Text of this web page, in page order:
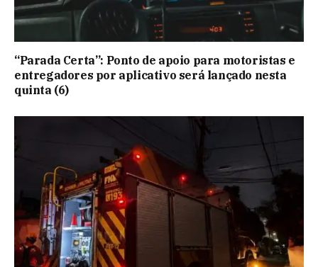
“Parada Certa”: Ponto de apoio para motoristas e
entregadores por aplicativo será lançado nesta
quinta (6)